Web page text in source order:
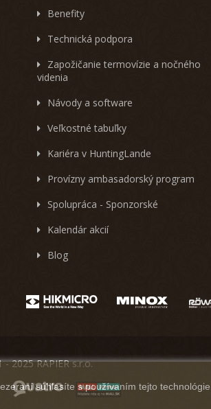
Benefity
Technická podpora
Zapožičanie termovízie a nočného
videnia
Návody a software
Veľkostné tabuľky
Kariéra v HuntingLande
Provízny ambasadorský program
Spolupráca - Sponzorské
Kalendár akcií
Blog
súhlasíte s používaním tejto technológie.
2025 RAPIER s.r.o.